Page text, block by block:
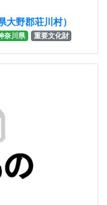
野郡荘川村）
奈川県 重要文化財